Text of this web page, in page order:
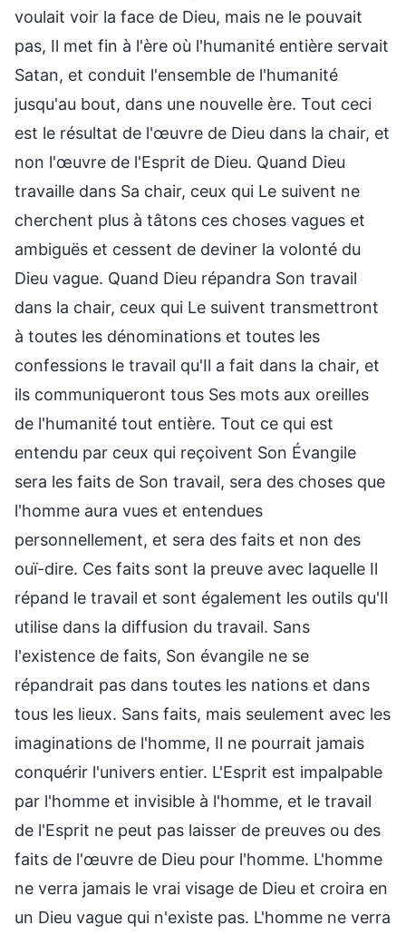
voulait voir la face de Dieu, mais ne le pouvait
pas, Il met fin à l'ère où l'humanité entière servait
Satan, et conduit l'ensemble de l'humanité
jusqu'au bout, dans une nouvelle ère. Tout ceci
est le résultat de l'œuvre de Dieu dans la chair, et
non l'œuvre de l'Esprit de Dieu. Quand Dieu
travaille dans Sa chair, ceux qui Le suivent ne
cherchent plus à tâtons ces choses vagues et
ambiguës et cessent de deviner la volonté du
Dieu vague. Quand Dieu répandra Son travail
dans la chair, ceux qui Le suivent transmettront
à toutes les dénominations et toutes les
confessions le travail qu'Il a fait dans la chair, et
ils communiqueront tous Ses mots aux oreilles
de l'humanité tout entière. Tout ce qui est
entendu par ceux qui reçoivent Son Évangile
sera les faits de Son travail, sera des choses que
l'homme aura vues et entendues
personnellement, et sera des faits et non des
ouï-dire. Ces faits sont la preuve avec laquelle Il
répand le travail et sont également les outils qu'Il
utilise dans la diffusion du travail. Sans
l'existence de faits, Son évangile ne se
répandrait pas dans toutes les nations et dans
tous les lieux. Sans faits, mais seulement avec les
imaginations de l'homme, Il ne pourrait jamais
conquérir l'univers entier. L'Esprit est impalpable
par l'homme et invisible à l'homme, et le travail
de l'Esprit ne peut pas laisser de preuves ou des
faits de l'œuvre de Dieu pour l'homme. L'homme
ne verra jamais le vrai visage de Dieu et croira en
un Dieu vague qui n'existe pas. L'homme ne verra